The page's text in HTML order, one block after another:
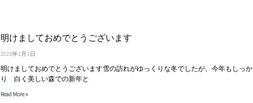
明けましておめでとうございます
2023年1月1日
明けましておめでとうございます雪の訪れがゆっくりな冬でしたが、今年もしっか
り 白く美しい森での新年と
Read More »